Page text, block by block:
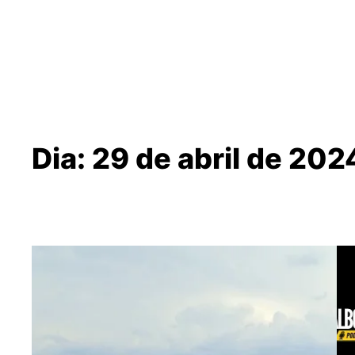
Dia: 29 de abril de